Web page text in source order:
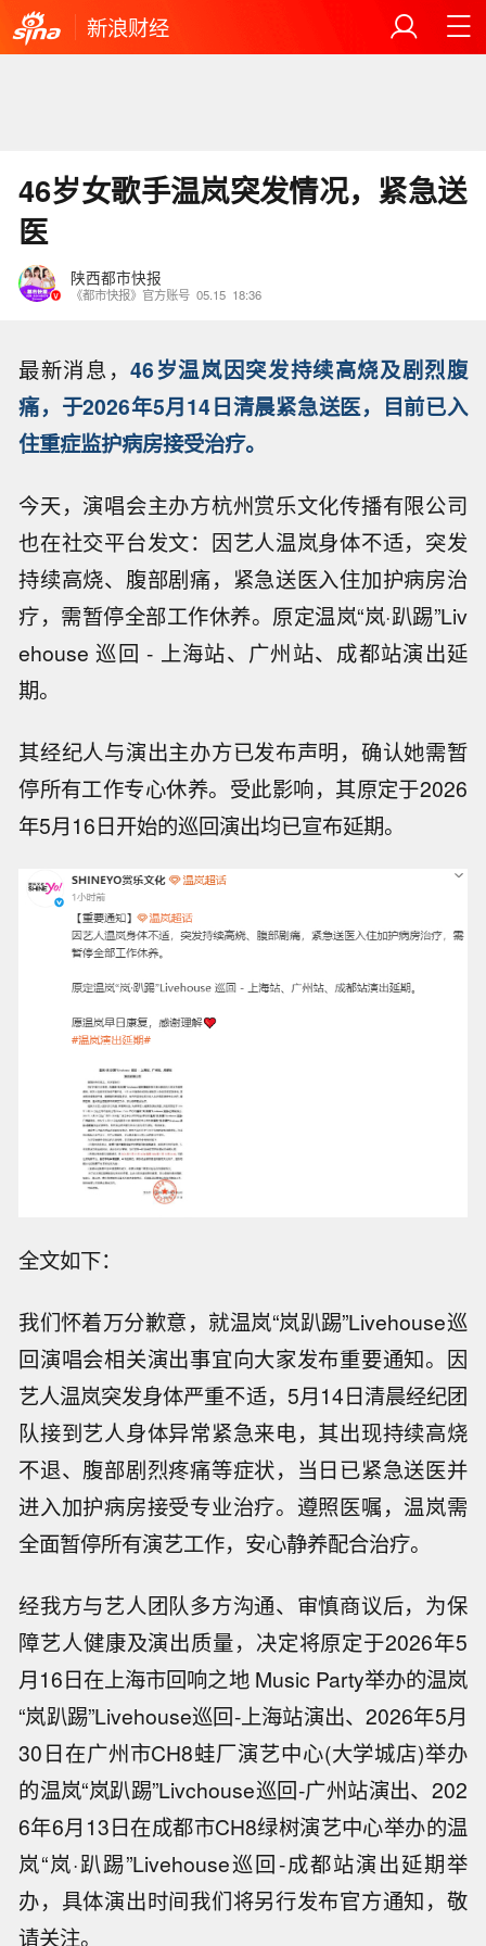
新浪财经
46岁女歌手温岚突发情况，紧急送
医
陕西都市快报
《都市快报》官方账号 05.15 18:36
最新消息，46岁温岚因突发持续高烧及剧烈腹
痛，于2026年5月14日清晨紧急送医，目前已入
住重症监护病房接受治疗。
今天，演唱会主办方杭州赏乐文化传播有限公司
也在社交平台发文：因艺人温岚身体不适，突发
持续高烧、腹部剧痛，紧急送医入住加护病房治
疗，需暂停全部工作休养。原定温岚“岚·趴踢”Liv
ehouse 巡回 - 上海站、广州站、成都站演出延
期。
其经纪人与演出主办方已发布声明，确认她需暂
停所有工作专心休养。受此影响，其原定于2026
年5月16日开始的巡回演出均已宣布延期。
全文如下：
我们怀着万分歉意，就温岚“岚趴踢”Livehouse巡
回演唱会相关演出事宜向大家发布重要通知。因
艺人温岚突发身体严重不适，5月14日清晨经纪团
队接到艺人身体异常紧急来电，其出现持续高烧
不退、腹部剧烈疼痛等症状，当日已紧急送医并
进入加护病房接受专业治疗。遵照医嘱，温岚需
全面暂停所有演艺工作，安心静养配合治疗。
经我方与艺人团队多方沟通、审慎商议后，为保
障艺人健康及演出质量，决定将原定于2026年5
月16日在上海市回响之地 Music Party举办的温岚
“岚趴踢”Livehouse巡回-上海站演出、2026年5月
30日在广州市CH8蛙厂演艺中心(大学城店)举办
的温岚“岚趴踢”Livchouse巡回-广州站演出、202
6年6月13日在成都市CH8绿树演艺中心举办的温
岚“岚·趴踢”Livehouse巡回-成都站演出延期举
办，具体演出时间我们将另行发布官方通知，敬
请关注。